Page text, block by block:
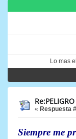
Lo mas
« Respuesta
Siempre me